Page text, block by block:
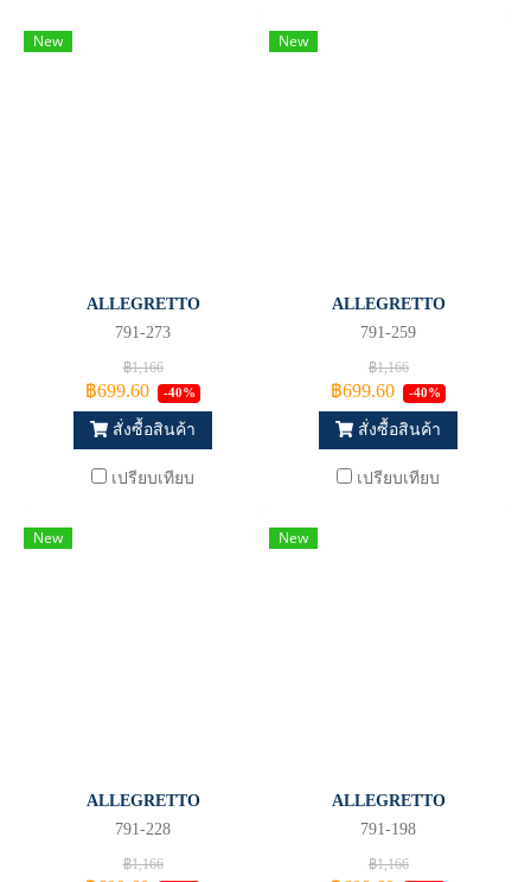
New
ALLEGRETTO
791-273
฿1,166
฿699.60 -40%
สั่งซื้อสินค้า
เปรียบเทียบ
New
ALLEGRETTO
791-259
฿1,166
฿699.60 -40%
สั่งซื้อสินค้า
เปรียบเทียบ
New
ALLEGRETTO
791-228
฿1,166
New
ALLEGRETTO
791-198
฿1,166